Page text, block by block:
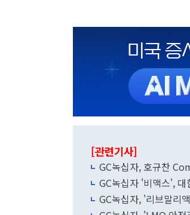
[관련기사]
GC녹십자, 호규찬
GC녹십자 '비맥스',
GC녹십자, '리브말리